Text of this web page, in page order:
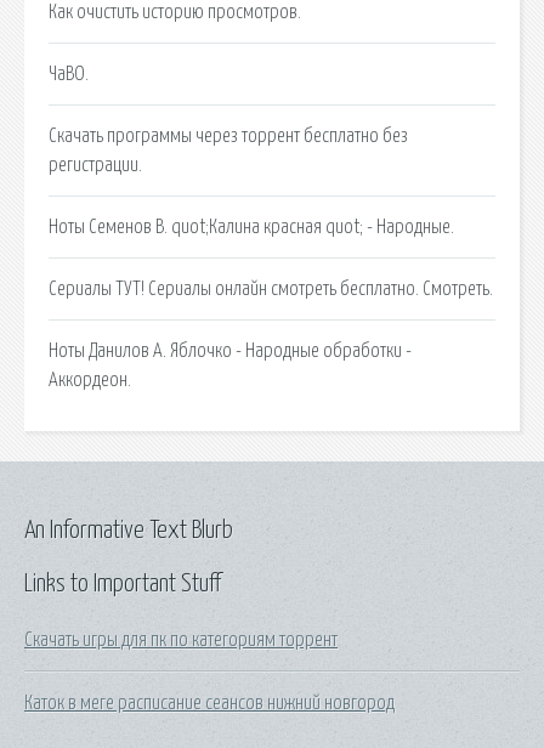
Как очистить историю просмотров.
ЧаВО.
Скачать программы через торрент бесплатно без
регистрации.
Ноты Семенов В. quot;Калина красная quot; - Народные.
Сериалы ТУТ! Сериалы онлайн смотреть бесплатно. Смотреть.
Ноты Данилов А. Яблочко - Народные обработки -
Аккордеон.
Links to Important Stuff
Скачать игры для пк по категориям торрент
Каток в меге расписание сеансов нижний новгород
An Informative Text Blurb